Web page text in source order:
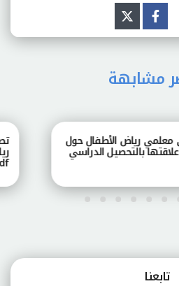
مشابهة
رياض الأطفال حول
بالتحصيل الدراسي
pdf
تابعنـا